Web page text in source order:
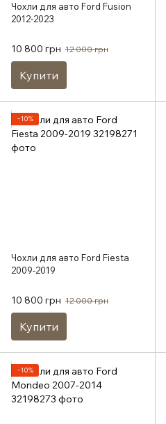
Чохли для авто Ford Fusion
2012-2023
10 800 грн 12 000 грн
Купити
−10%
Чохли для авто Ford Fiesta
2009-2019
10 800 грн 12 000 грн
Купити
−10%